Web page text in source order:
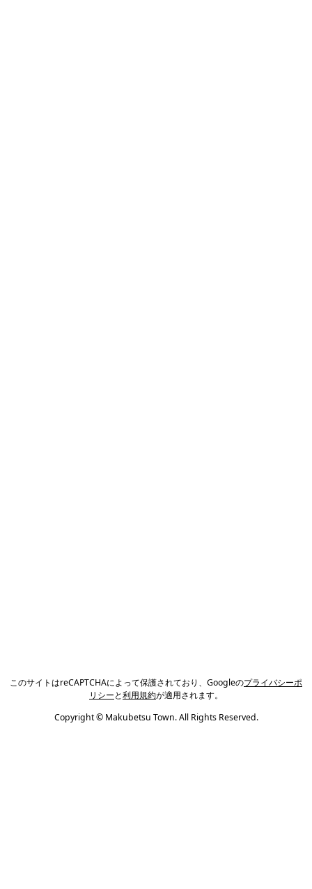
このサイトはreCAPTCHAによって保護されており、Googleのプライバシーポ
リシーと利用規約が適用されます。
Copyright © Makubetsu Town. All Rights Reserved.